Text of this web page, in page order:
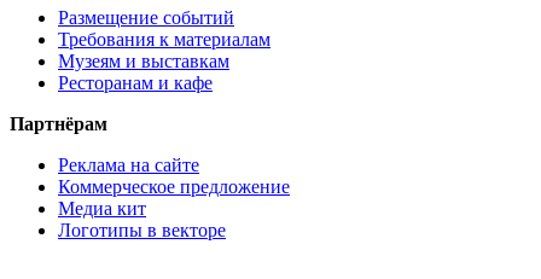
Размещение событий
Требования к материалам
Музеям и выставкам
Ресторанам и кафе
Партнёрам
Реклама на сайте
Коммерческое предложение
Медиа кит
Логотипы в векторе